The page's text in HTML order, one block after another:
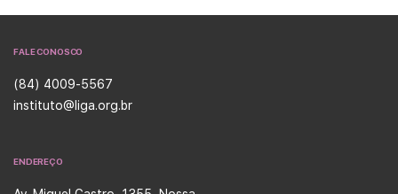
FALE CONOSCO
(84) 4009-5567
instituto@liga.org.br
ENDEREÇO